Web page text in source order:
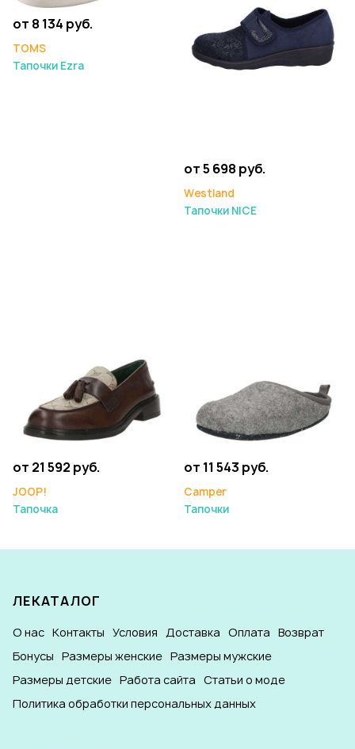
от 8 134 руб.
TOMS
Тапочки Ezra
от 5 698 руб.
Westland
Тапочки NICE
от 21 592 руб.
JOOP!
Тапочка
от 11 543 руб.
Camper
Тапочки
ЛЕКАТАЛОГ
О нас Контакты Условия Доставка Оплата Возврат
Бонусы Размеры женские Размеры мужские
Размеры детские Работа сайта Статьи о моде
Политика обработки персональных данных